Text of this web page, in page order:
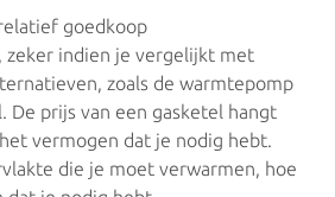
goedkoop
zeker indien je vergelijkt met
zoals de warmtepomp
De prijs van een gasketel hangt
vermogen dat je nodig hebt.
die je moet verwarmen, hoe